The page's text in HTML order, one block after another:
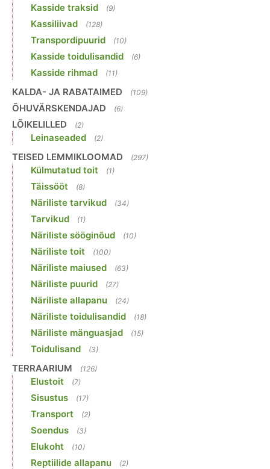
Kasside traksid (9)
Kassiliivad (128)
Transpordipuurid (10)
Kasside toidulisandid (6)
Kasside rihmad (11)
KALDA- JA RABATAIMED (109)
ÕHUVÄRSKENDAJAD (6)
LÕIKELILLED (2)
Leinaseaded (2)
TEISED LEMMIKLOOMAD (297)
Külmutatud toit (1)
Täissööt (8)
Näriliste tarvikud (34)
Tarvikud (1)
Näriliste sööginõud (10)
Näriliste toit (100)
Näriliste maiused (63)
Näriliste puurid (27)
Näriliste allapanu (24)
Näriliste toidulisandid (18)
Näriliste mänguasjad (15)
Toidulisand (3)
TERRAARIUM (126)
Elustoit (7)
Sisustus (17)
Transport (2)
Soendus (3)
Elukoht (10)
Reptiilide allapanu (2)